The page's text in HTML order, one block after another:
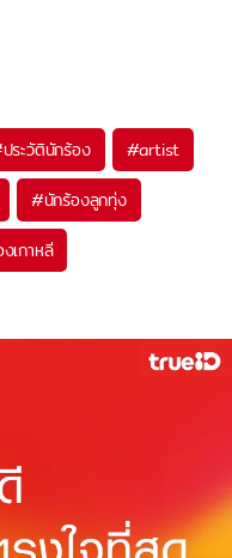
ประวัตินักร้อง #artist
#นักร้องลูกทุ่ง
เกาหลี